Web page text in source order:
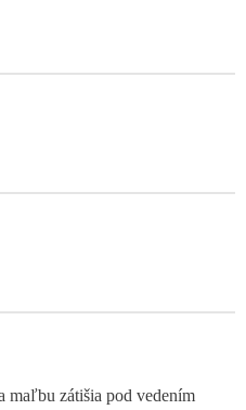
maľbu zátišia pod vedením